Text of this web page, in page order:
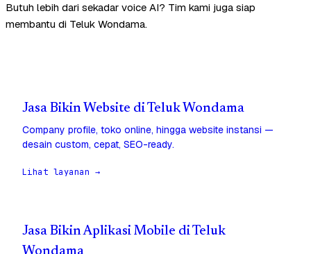
Butuh lebih dari sekadar voice AI? Tim kami juga siap
membantu di Teluk Wondama.
Jasa Bikin Website di Teluk Wondama
Company profile, toko online, hingga website instansi —
desain custom, cepat, SEO-ready.
Lihat layanan →
Jasa Bikin Aplikasi Mobile di Teluk